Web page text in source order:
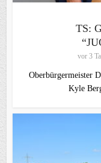
TS:
vor 3
Oberbürgermeister
Kyle